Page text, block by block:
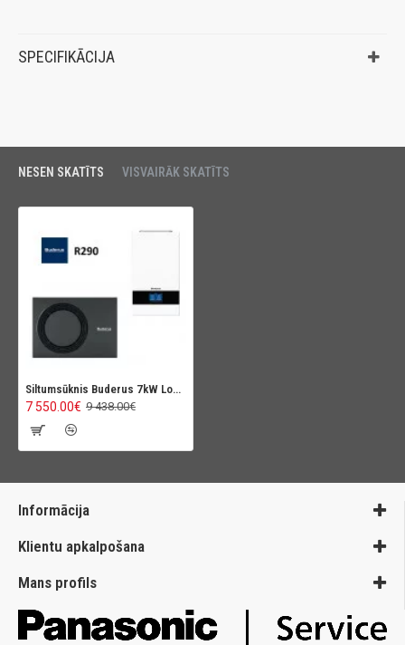
SPECIFIKĀCIJA
NESEN SKATĪTS VISVAIRĀK SKATĪTS
Siltumsūknis Buderus 7kW Logatherm WLW176i
7 550.00€ 9 438.00€
Informācija
Klientu apkalpošana
Mans profils